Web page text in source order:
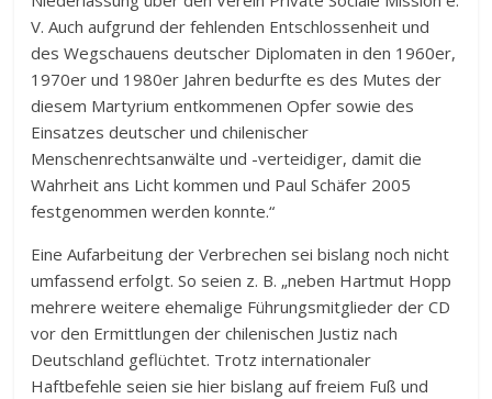
V. Auch aufgrund der fehlenden Entschlossenheit und
des Wegschauens deutscher Diplomaten in den 1960er,
1970er und 1980er Jahren bedurfte es des Mutes der
diesem Martyrium entkommenen Opfer sowie des
Einsatzes deutscher und chilenischer
Menschenrechtsanwälte und -verteidiger, damit die
Wahrheit ans Licht kommen und Paul Schäfer 2005
festgenommen werden konnte.“
Eine Aufarbeitung der Verbrechen sei bislang noch nicht
umfassend erfolgt. So seien z. B. „neben Hartmut Hopp
mehrere weitere ehemalige Führungsmitglieder der CD
vor den Ermittlungen der chilenischen Justiz nach
Deutschland geflüchtet. Trotz internationaler
Haftbefehle seien sie hier bislang auf freiem Fuß und